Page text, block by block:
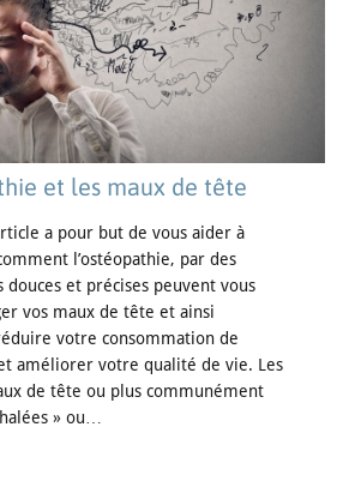
et les maux de tête
a pour but de vous aider à
l’ostéopathie, par des
douces et précises peuvent vous
vos maux de tête et ainsi
votre consommation de
améliorer votre qualité de vie. Les
de tête ou plus communément
» ou…